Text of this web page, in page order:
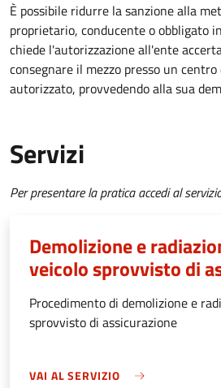
È possibile ridurre la sanzione alla
proprietario, conducente o obbligato
chiede l'autorizzazione all'ente
consegnare il mezzo presso un
autorizzato, provvedendo alla sua
Servizi
Per presentare la pratica accedi al
Demolizione e
veicolo sprovvisto di
Procedimento di demolizione e
sprovvisto di assicurazione
VAI AL SERVIZIO